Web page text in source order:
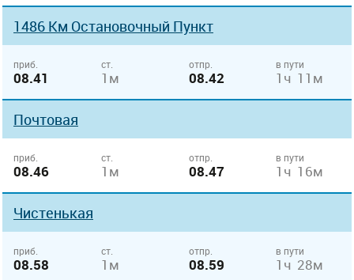
1486 Км Остановочный Пункт
приб.
08.41
ст.
1м
отпр.
08.42
в пути
1ч 11м
Почтовая
приб.
08.46
ст.
1м
отпр.
08.47
в пути
1ч 16м
Чистенькая
приб.
08.58
ст.
1м
отпр.
08.59
в пути
1ч 28м